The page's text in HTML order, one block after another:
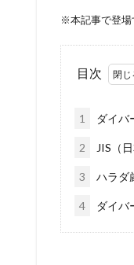
※本記事で登場
目次
1 ダイバ
2 JIS（
3 ハラダ
4 ダイバ